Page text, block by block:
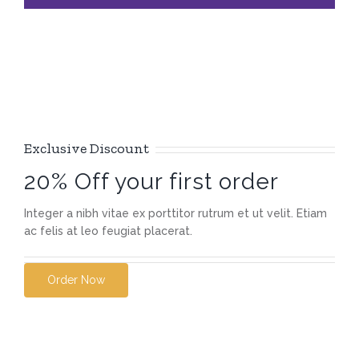
Exclusive Discount
20% Off your first order
Integer a nibh vitae ex porttitor rutrum et ut velit. Etiam
ac felis at leo feugiat placerat.
Order Now